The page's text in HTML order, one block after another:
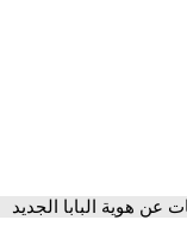
عن هوية البابا الجديد